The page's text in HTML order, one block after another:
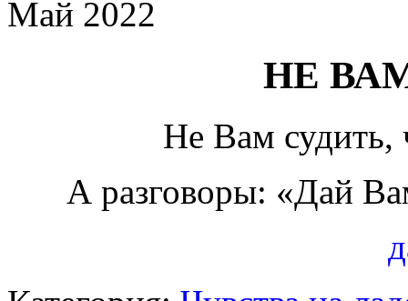
Май 2022
НЕ
Не Вам судить,
А разговоры: «Дай